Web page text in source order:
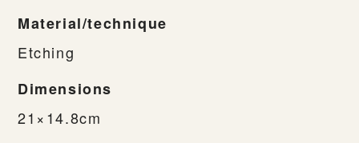
Material/technique
Etching
Dimensions
21×14.8cm